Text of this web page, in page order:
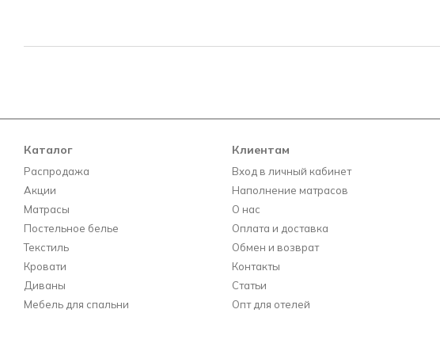
Каталог
Распродажа
Акции
Матрасы
Постельное белье
Текстиль
Кровати
Диваны
Мебель для спальни
Клиентам
Вход в личный кабинет
Наполнение матрасов
О нас
Оплата и доставка
Обмен и возврат
Контакты
Статьи
Опт для отелей